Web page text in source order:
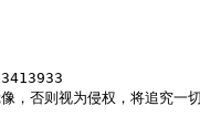
，否则视为侵权，将追究一